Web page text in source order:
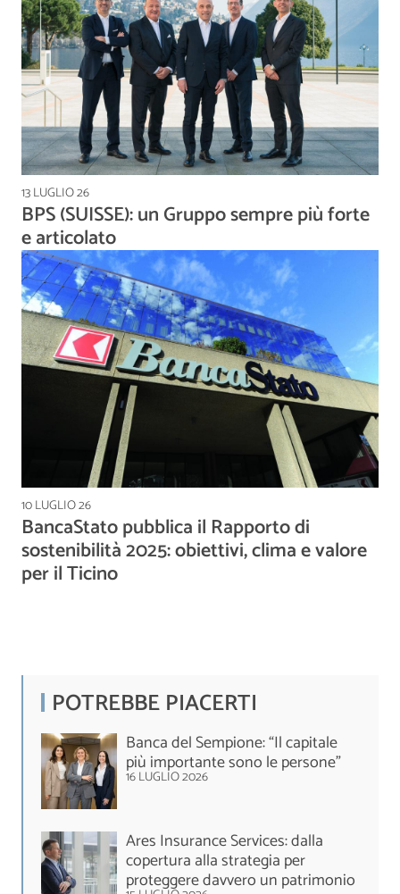
13 LUGLIO 26
BPS (SUISSE): un Gruppo sempre più forte
e articolato
10 LUGLIO 26
BancaStato pubblica il Rapporto di
sostenibilità 2025: obiettivi, clima e valore
per il Ticino
POTREBBE PIACERTI
Banca del Sempione: “Il capitale
più importante sono le persone”
16 LUGLIO 2026
Ares Insurance Services: dalla
copertura alla strategia per
proteggere davvero un patrimonio